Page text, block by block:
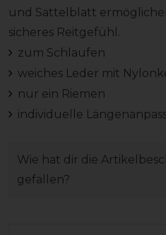
und Sattelblatt
sicheres Reitgefühl.
zum Schlaufen
weiches Leder mit
nur ein Riemen
individuelle
Wie hat dir die
gefallen?